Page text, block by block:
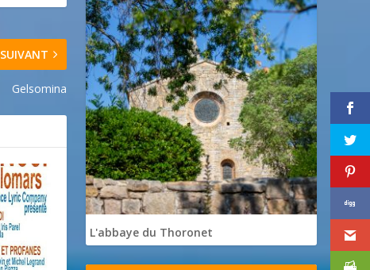
SUIVANT
Gelsomina
L'abbaye du Thoronet